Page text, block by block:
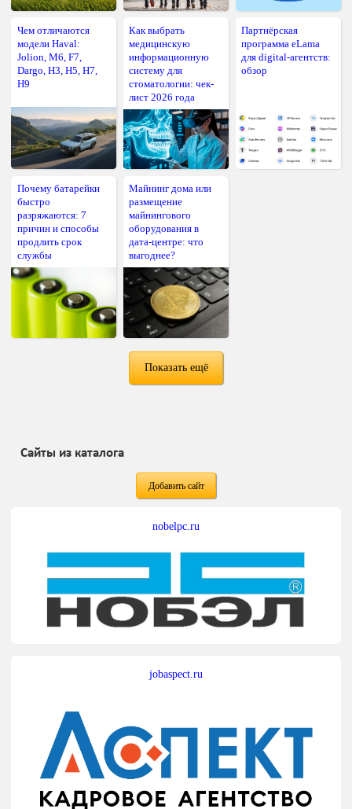
Чем отличаются
модели Haval:
Jolion, M6, F7,
Dargo, H3, H5, H7,
H9
Как выбрать
медицинскую
информационную
систему для
стоматологии: чек-
лист 2026 года
Партнёрская
программа eLama
для digital-агентств:
обзор
Почему батарейки
быстро
разряжаются: 7
причин и способы
продлить срок
службы
Майнинг дома или
размещение
майнингового
оборудования в
дата-центре: что
выгоднее?
Показать ещё
Сайты из каталога
Добавить сайт
nobelpc.ru
jobaspect.ru